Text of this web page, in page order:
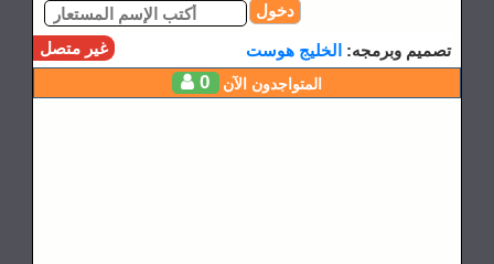
دخول
غير متصل
تصميم وبرمجه: الخليج هوست
0 المتواجدون الآن